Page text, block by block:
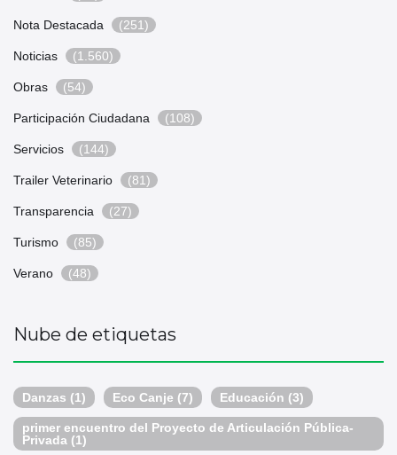
Nota Destacada (251)
Noticias (1.560)
Obras (54)
Participación Ciudadana (108)
Servicios (144)
Trailer Veterinario (81)
Transparencia (27)
Turismo (85)
Verano (48)
Nube de etiquetas
Danzas (1) Eco Canje (7) Educación (3)
primer encuentro del Proyecto de Articulación Pública-
Privada (1)